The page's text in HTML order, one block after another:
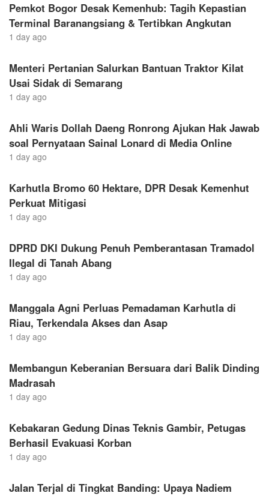
Pemkot Bogor Desak Kemenhub: Tagih Kepastian
Terminal Baranangsiang & Tertibkan Angkutan
1 day ago
Menteri Pertanian Salurkan Bantuan Traktor Kilat
Usai Sidak di Semarang
1 day ago
Ahli Waris Dollah Daeng Ronrong Ajukan Hak Jawab
soal Pernyataan Sainal Lonard di Media Online
1 day ago
Karhutla Bromo 60 Hektare, DPR Desak Kemenhut
Perkuat Mitigasi
1 day ago
DPRD DKI Dukung Penuh Pemberantasan Tramadol
Ilegal di Tanah Abang
1 day ago
Manggala Agni Perluas Pemadaman Karhutla di
Riau, Terkendala Akses dan Asap
1 day ago
Membangun Keberanian Bersuara dari Balik Dinding
Madrasah
1 day ago
Kebakaran Gedung Dinas Teknis Gambir, Petugas
Berhasil Evakuasi Korban
1 day ago
Jalan Terjal di Tingkat Banding: Upaya Nadiem